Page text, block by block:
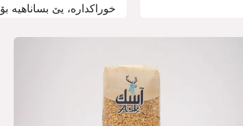
خوراكدارە، یێ بساناھیە بۆ